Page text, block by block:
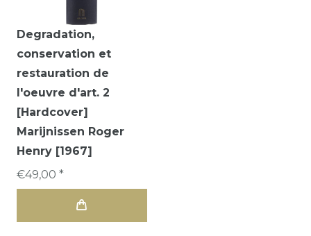
Degradation,
conservation et
restauration de
l'oeuvre d'art. 2
[Hardcover]
Marijnissen Roger
Henry [1967]
€49,00 *